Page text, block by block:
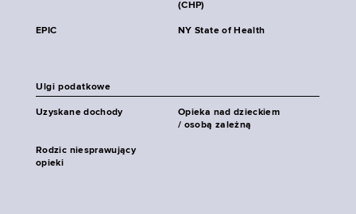
(CHP)
EPIC NY State of Health
Ulgi podatkowe
Uzyskane dochody
Opieka nad dzieckiem
/ osobą zależną
Rodzic niesprawujący
opieki